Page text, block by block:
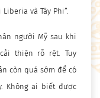
và Tây Phi”.
người Mỹ sau khi
thiện rõ rệt. Tuy
còn quá sớm để có
Không ai biết được